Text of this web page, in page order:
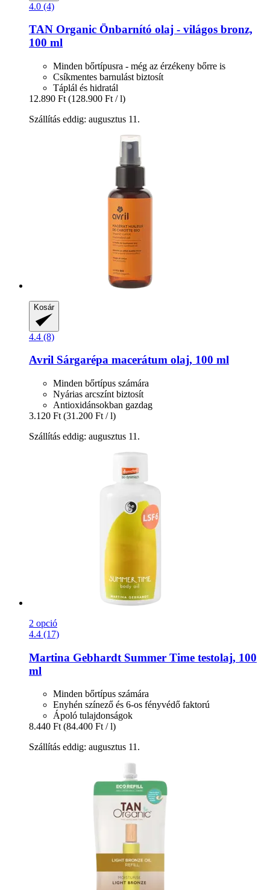
4.0 (4)
TAN Organic Önbarnító olaj -​ világos bronz,
100 ml
Minden bőrtípusra - még az érzékeny bőrre is
Csíkmentes barnulást biztosít
Táplál és hidratál
12.890 Ft (128.900 Ft / l)
Szállítás eddig: augusztus 11.
Kosár
4.4 (8)
Avril Sárgarépa macerátum olaj, 100 ml
Minden bőrtípus számára
Nyárias arcszínt biztosít
Antioxidánsokban gazdag
3.120 Ft (31.200 Ft / l)
Szállítás eddig: augusztus 11.
2 opció
4.4 (17)
Martina Gebhardt Summer Time testolaj, 100
ml
Minden bőrtípus számára
Enyhén színező és 6-os fényvédő faktorú
Ápoló tulajdonságok
8.440 Ft (84.400 Ft / l)
Szállítás eddig: augusztus 11.